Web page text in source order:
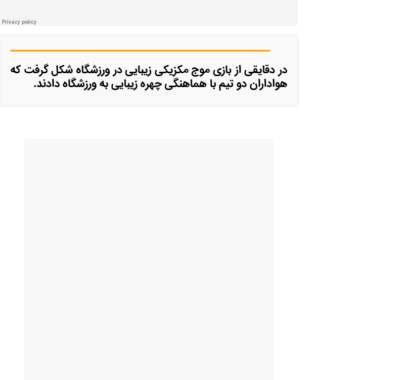
در دقایقی از بازی موج مکزیکی زیبایی در ورزشگاه شکل گرفت که
هواداران دو تیم با هماهنگی چهره زیبایی به ورزشگاه دادند.